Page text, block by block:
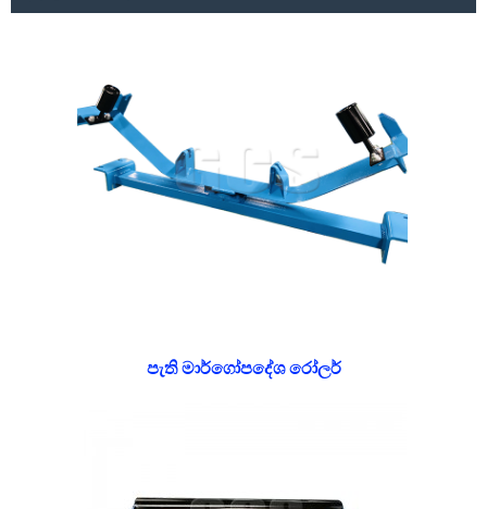
පැති මාර්ගෝපදේශ රෝලර්